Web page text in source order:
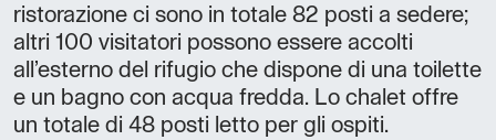
ristorazione ci sono in totale 82 posti a sedere;
altri 100 visitatori possono essere accolti
all’esterno del rifugio che dispone di una toilette
e un bagno con acqua fredda. Lo chalet offre
un totale di 48 posti letto per gli ospiti.